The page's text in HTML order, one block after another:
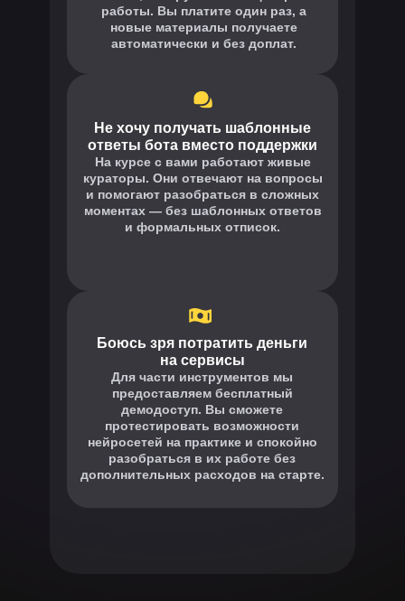
работы. Вы платите один раз, а
новые материалы получаете
автоматически и без доплат.
Не хочу получать шаблонные
ответы бота вместо поддержки
На курсе с вами работают живые
кураторы. Они отвечают на вопросы
и помогают разобраться в сложных
моментах — без шаблонных ответов
и формальных отписок.
Боюсь зря потратить деньги
на сервисы
Для части инструментов мы
предоставляем бесплатный
демодоступ. Вы сможете
протестировать возможности
нейросетей на практике и спокойно
разобраться в их работе без
дополнительных расходов на старте.